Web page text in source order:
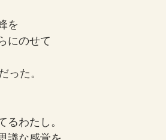
を
にのせて
った。
わたし。